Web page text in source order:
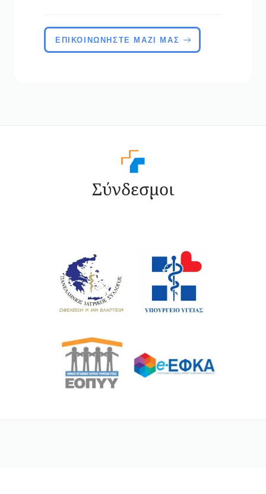
ΕΠΙΚΟΙΝΩΝΉΣΤΕ ΜΑΖΙ ΜΑΣ
Σύνδεσμοι